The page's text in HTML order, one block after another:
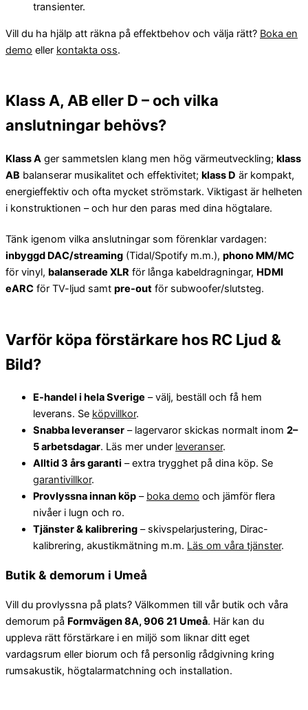
transienter.
Vill du ha hjälp att räkna på effektbehov och välja rätt? Boka en
demo eller kontakta oss.
Klass A, AB eller D – och vilka
anslutningar behövs?
Klass A ger sammetslen klang men hög värmeutveckling; klass
AB balanserar musikalitet och effektivitet; klass D är kompakt,
energieffektiv och ofta mycket strömstark. Viktigast är helheten
i konstruktionen – och hur den paras med dina högtalare.
Tänk igenom vilka anslutningar som förenklar vardagen:
inbyggd DAC/streaming (Tidal/Spotify m.m.), phono MM/MC
för vinyl, balanserade XLR för långa kabeldragningar, HDMI
eARC för TV-ljud samt pre-out för subwoofer/slutsteg.
Varför köpa förstärkare hos RC Ljud &
Bild?
E-handel i hela Sverige – välj, beställ och få hem
leverans. Se köpvillkor.
Snabba leveranser – lagervaror skickas normalt inom 2–
5 arbetsdagar. Läs mer under leveranser.
Alltid 3 års garanti – extra trygghet på dina köp. Se
garantivillkor.
Provlyssna innan köp – boka demo och jämför flera
nivåer i lugn och ro.
Tjänster & kalibrering – skivspelarjustering, Dirac-
kalibrering, akustikmätning m.m. Läs om våra tjänster.
Butik & demorum i Umeå
Vill du provlyssna på plats? Välkommen till vår butik och våra
demorum på Formvägen 8A, 906 21 Umeå. Här kan du
uppleva rätt förstärkare i en miljö som liknar ditt eget
vardagsrum eller biorum och få personlig rådgivning kring
rumsakustik, högtalarmatchning och installation.